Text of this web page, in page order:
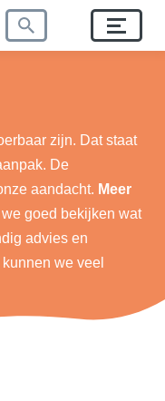
zijn. Dat staat
De
aandacht. Meer
goed bekijken wat
advies en
we veel